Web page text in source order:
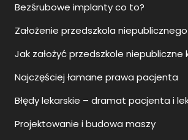
Bezśrubowe implanty co to?
Założenie przedszkola niepublicznego
Jak założyć przedszkole niepubliczne
Najczęściej łamane prawa pacjenta
Błędy lekarskie – dramat pacjenta i
Projektowanie i budowa maszy